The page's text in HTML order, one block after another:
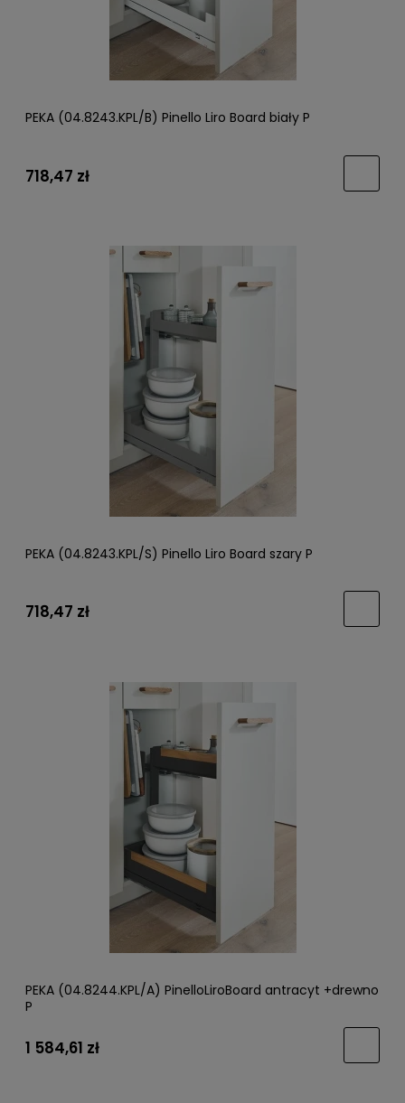
PEKA (04.8243.KPL/B) Pinello Liro Board biały P
718,47 zł
PEKA (04.8243.KPL/S) Pinello Liro Board szary P
718,47 zł
PEKA (04.8244.KPL/A) PinelloLiroBoard antracyt +drewno
P
1 584,61 zł